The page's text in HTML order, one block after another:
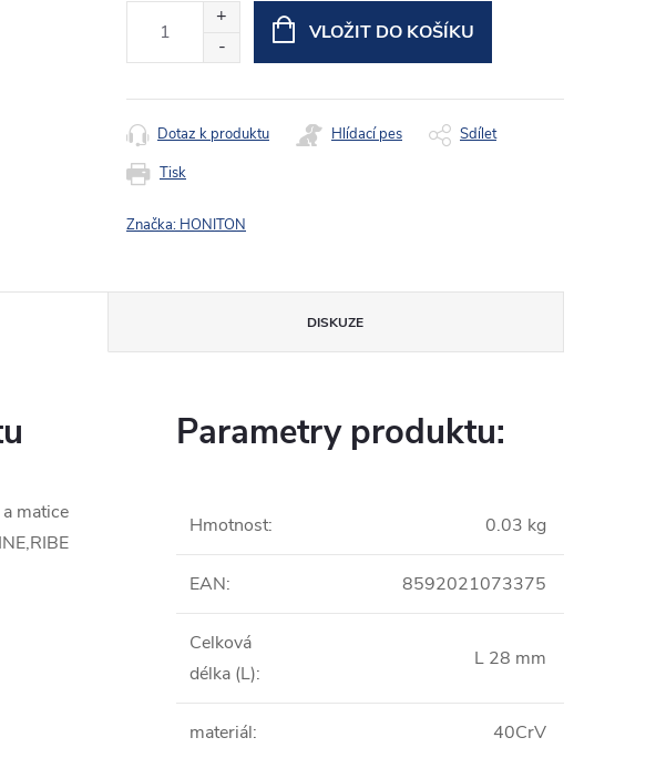
VLOŽIT DO KOŠÍKU
Tisk
Dotaz k produktu Hlídací pes Sdílet
Značka: HONITON
DISKUZE
matice
Parametry produktu:
Hmotnost: 0.03 kg
EAN: 8592021073375
Celková
délka (L):
L 28 mm
materiál: 40CrV